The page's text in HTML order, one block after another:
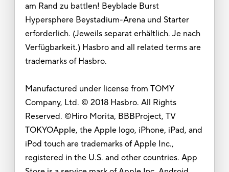
am Rand zu battlen! Beyblade Burst
Hypersphere Beystadium-Arena und Starter
erforderlich. (Jeweils separat erhältlich. Je nach
Verfügbarkeit.) Hasbro and all related terms are
trademarks of Hasbro.
Manufactured under license from TOMY
Company, Ltd. © 2018 Hasbro. All Rights
Reserved. ©Hiro Morita, BBBProject, TV
TOKYOApple, the Apple logo, iPhone, iPad, and
iPod touch are trademarks of Apple Inc.,
registered in the U.S. and other countries. App